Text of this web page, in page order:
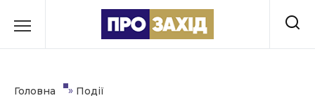
до
Головна » Події